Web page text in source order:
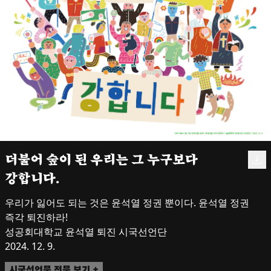
더불어 숲이 된 우리는 그 누구보다
강합니다.
우리가 잃어도 되는 것은 윤석열 정권 뿐이다. 윤석열 정권
즉각 퇴진하라!
성공회대학교 윤석열 퇴진 시국선언단
2024. 12. 9.